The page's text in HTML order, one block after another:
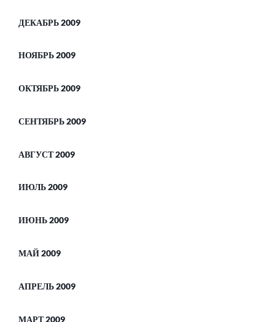
ДЕКАБРЬ 2009
НОЯБРЬ 2009
ОКТЯБРЬ 2009
СЕНТЯБРЬ 2009
АВГУСТ 2009
ИЮЛЬ 2009
ИЮНЬ 2009
МАЙ 2009
АПРЕЛЬ 2009
МАРТ 2009